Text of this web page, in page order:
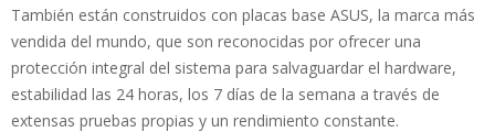
También están construidos con placas base ASUS, la marca más
vendida del mundo, que son reconocidas por ofrecer una
protección integral del sistema para salvaguardar el hardware,
estabilidad las 24 horas, los 7 días de la semana a través de
extensas pruebas propias y un rendimiento constante.